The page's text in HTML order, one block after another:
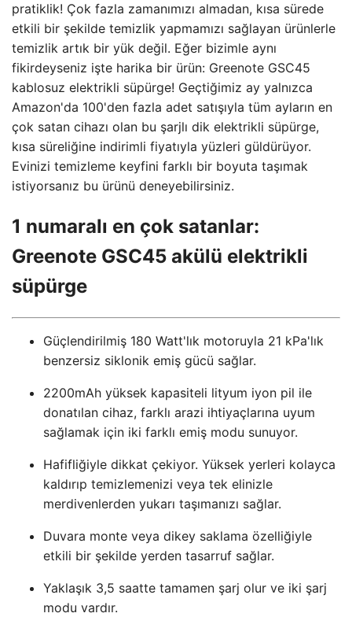
pratiklik! Çok fazla zamanımızı almadan, kısa sürede
etkili bir şekilde temizlik yapmamızı sağlayan ürünlerle
temizlik artık bir yük değil. Eğer bizimle aynı
fikirdeyseniz işte harika bir ürün: Greenote GSC45
kablosuz elektrikli süpürge! Geçtiğimiz ay yalnızca
Amazon'da 100'den fazla adet satışıyla tüm ayların en
çok satan cihazı olan bu şarjlı dik elektrikli süpürge,
kısa süreliğine indirimli fiyatıyla yüzleri güldürüyor.
Evinizi temizleme keyfini farklı bir boyuta taşımak
istiyorsanız bu ürünü deneyebilirsiniz.
1 numaralı en çok satanlar:
Greenote GSC45 akülü elektrikli
süpürge
Güçlendirilmiş 180 Watt'lık motoruyla 21 kPa'lık
benzersiz siklonik emiş gücü sağlar.
2200mAh yüksek kapasiteli lityum iyon pil ile
donatılan cihaz, farklı arazi ihtiyaçlarına uyum
sağlamak için iki farklı emiş modu sunuyor.
Hafifliğiyle dikkat çekiyor. Yüksek yerleri kolayca
kaldırıp temizlemenizi veya tek elinizle
merdivenlerden yukarı taşımanızı sağlar.
Duvara monte veya dikey saklama özelliğiyle
etkili bir şekilde yerden tasarruf sağlar.
Yaklaşık 3,5 saatte tamamen şarj olur ve iki şarj
modu vardır.